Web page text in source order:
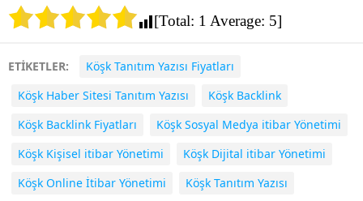
[Total: 1 Average: 5]
ETİKETLER:
Köşk Tanıtım Yazısı Fiyatları
Köşk Haber Sitesi Tanıtım Yazısı
Köşk Backlink
Köşk Backlink Fiyatları
Köşk Sosyal Medya itibar Yönetimi
Köşk Kişisel itibar Yönetimi
Köşk Dijital itibar Yönetimi
Köşk Online İtibar Yönetimi
Köşk Tanıtım Yazısı